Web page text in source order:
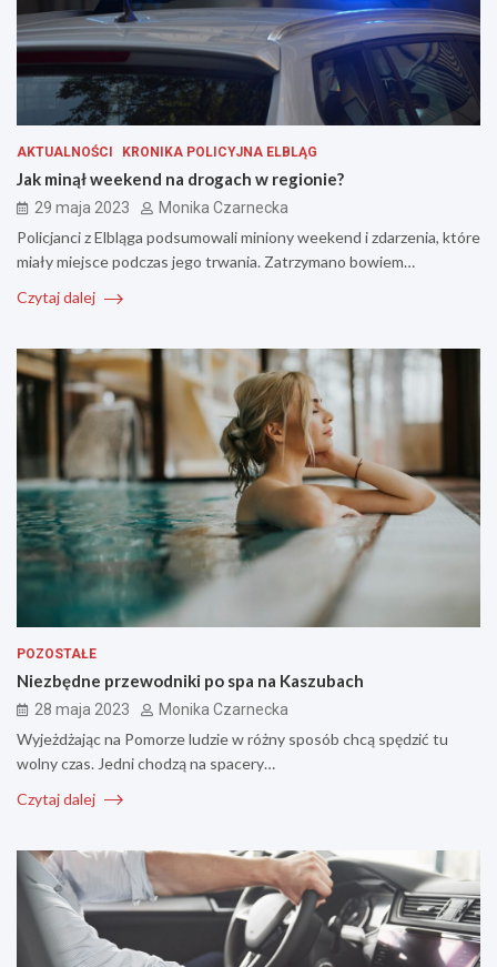
AKTUALNOŚCI KRONIKA POLICYJNA ELBLĄG
Jak minął weekend na drogach w regionie?
29 maja 2023 Monika Czarnecka
Policjanci z Elbląga podsumowali miniony weekend i zdarzenia, które
miały miejsce podczas jego trwania. Zatrzymano bowiem…
Czytaj dalej
POZOSTAŁE
Niezbędne przewodniki po spa na Kaszubach
28 maja 2023 Monika Czarnecka
Wyjeżdżając na Pomorze ludzie w różny sposób chcą spędzić tu
wolny czas. Jedni chodzą na spacery…
Czytaj dalej